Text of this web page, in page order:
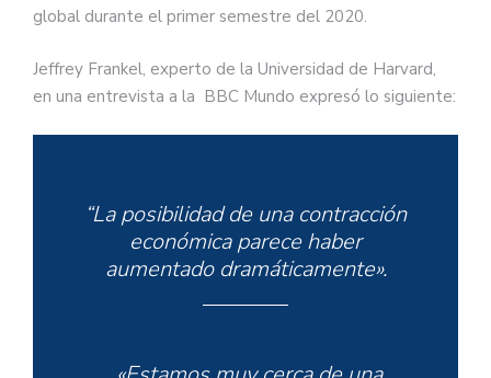
global durante el primer semestre del 2020.
Jeffrey Frankel, experto de la Universidad de Harvard,
en una entrevista a la BBC Mundo expresó lo siguiente:
“La posibilidad de una contracción
económica parece haber
aumentado dramáticamente».